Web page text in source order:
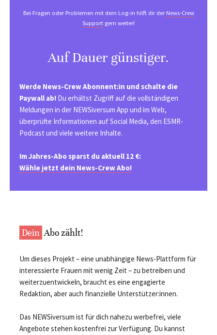
Bei Fragen oder Problemen mit dem Log-in hilft dir derNews-Crew
Support gern weiter!
Auf Dauer günstiger.
Werde News-Crew Abonnent:in und schalte die
Paywall ab! Du erhältst Zugriff auf die vollständigen
Meldungen in der NEWSiversum App und im Web,
überprüfte Informationen auf Social Media, den ESMR-
Podcast und viele weitere Inhalte.
Im Jahres-Abo sparst du aktuell 12 €:
Wähle jetzt dein News-Crew Abo!
Dein Abo zählt!
Um dieses Projekt – eine unabhängige News-Plattform für
interessierte Frauen mit wenig Zeit – zu betreiben und
weiterzuentwickeln, braucht es eine engagierte
Redaktion, aber auch finanzielle Unterstützer:innen.
Das NEWSiversum ist für dich nahezu werbefrei, viele
Angebote stehen kostenfrei zur Verfügung. Du kannst